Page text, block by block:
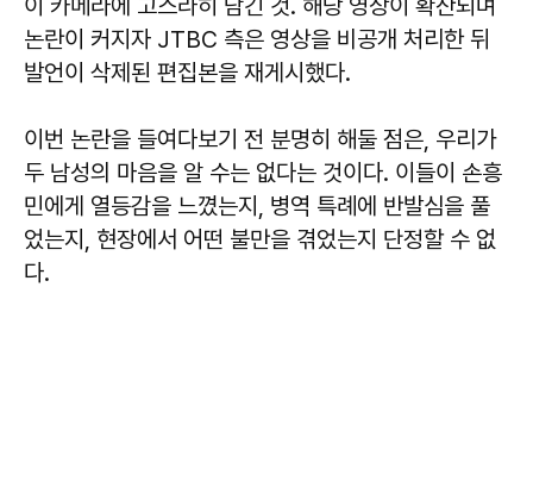
이 카메라에 고스라히 담긴 것. 해당 영상이 확산되며
논란이 커지자 JTBC 측은 영상을 비공개 처리한 뒤
발언이 삭제된 편집본을 재게시했다.
이번 논란을 들여다보기 전 분명히 해둘 점은, 우리가
두 남성의 마음을 알 수는 없다는 것이다. 이들이 손흥
민에게 열등감을 느꼈는지, 병역 특례에 반발심을 풀
었는지, 현장에서 어떤 불만을 겪었는지 단정할 수 없
다.